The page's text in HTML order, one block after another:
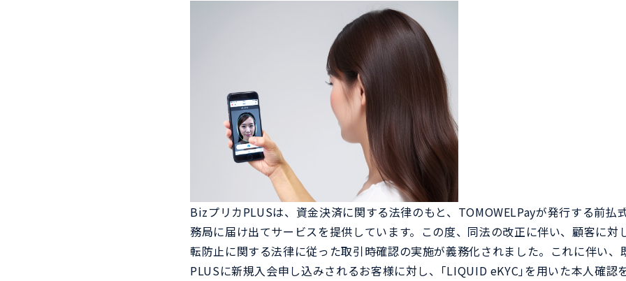
BizプリカPLUSは、資金決済に関する法律のもと、TOMOWELPayが発行する前払
務局に届け出てサービスを提供しています。この度、同法の改正に伴い、顧客に対
転防止に関する法律に従った取引時確認の実施が義務化されました。これに伴い
PLUSに新規入会申し込みされるお客様に対し、｢LIQUID eKYC｣を用いた本人確認